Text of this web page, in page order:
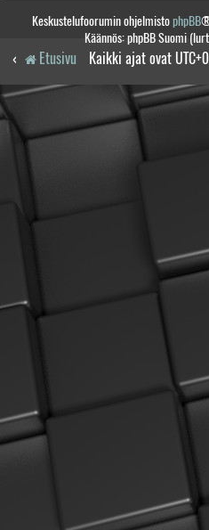
Keskustelufoorumin ohjelmistophpBB
Käännös: phpBB Suomi
Etusivu Kaikki ajat ovat